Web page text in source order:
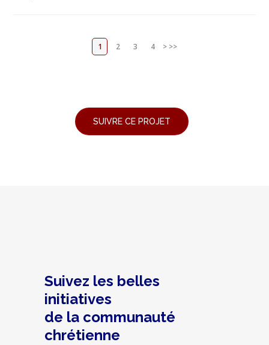
1 2 3 4 > >>
Suivez les belles
initiatives
de la communauté
chrétienne